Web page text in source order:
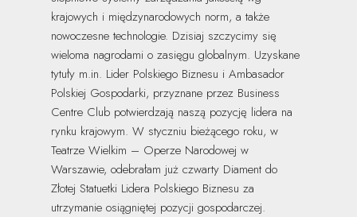
krajowych i międzynarodowych norm, a także
nowoczesne technologie. Dzisiaj szczycimy się
wieloma nagrodami o zasięgu globalnym. Uzyskane
tytuły m.in. Lider Polskiego Biznesu i Ambasador
Polskiej Gospodarki, przyznane przez Business
Centre Club potwierdzają naszą pozycję lidera na
rynku krajowym. W styczniu bieżącego roku, w
Teatrze Wielkim – Operze Narodowej w
Warszawie, odebrałam już czwarty Diament do
Złotej Statuetki Lidera Polskiego Biznesu za
utrzymanie osiągniętej pozycji gospodarczej.